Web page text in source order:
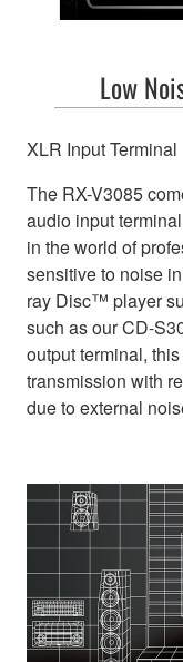
Low
XLR Input Terminal
The RX-V3085
audio input
in the world of
sensitive to noise
ray Disc™ player
such as our CD-
output terminal,
transmission with
due to external